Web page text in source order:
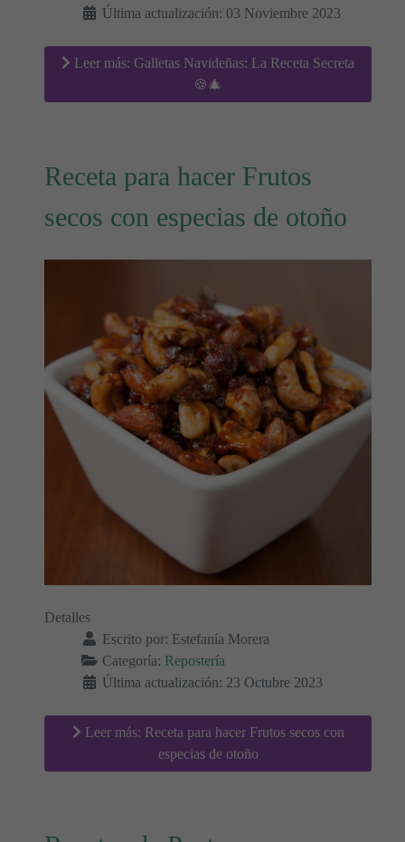
Última actualización: 03 Noviembre 2023
Leer más: Galletas Navideñas: La Receta Secreta
🍪🎄
Receta para hacer Frutos
secos con especias de otoño
Detalles
Escrito por: Estefanía Morera
Categoría: Repostería
Última actualización: 23 Octubre 2023
Leer más: Receta para hacer Frutos secos con
especias de otoño